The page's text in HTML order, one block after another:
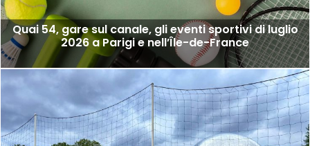
Quai 54, gare sul canale, gli eventi sportivi di luglio
2026 a Parigi e nell’Île-de-France